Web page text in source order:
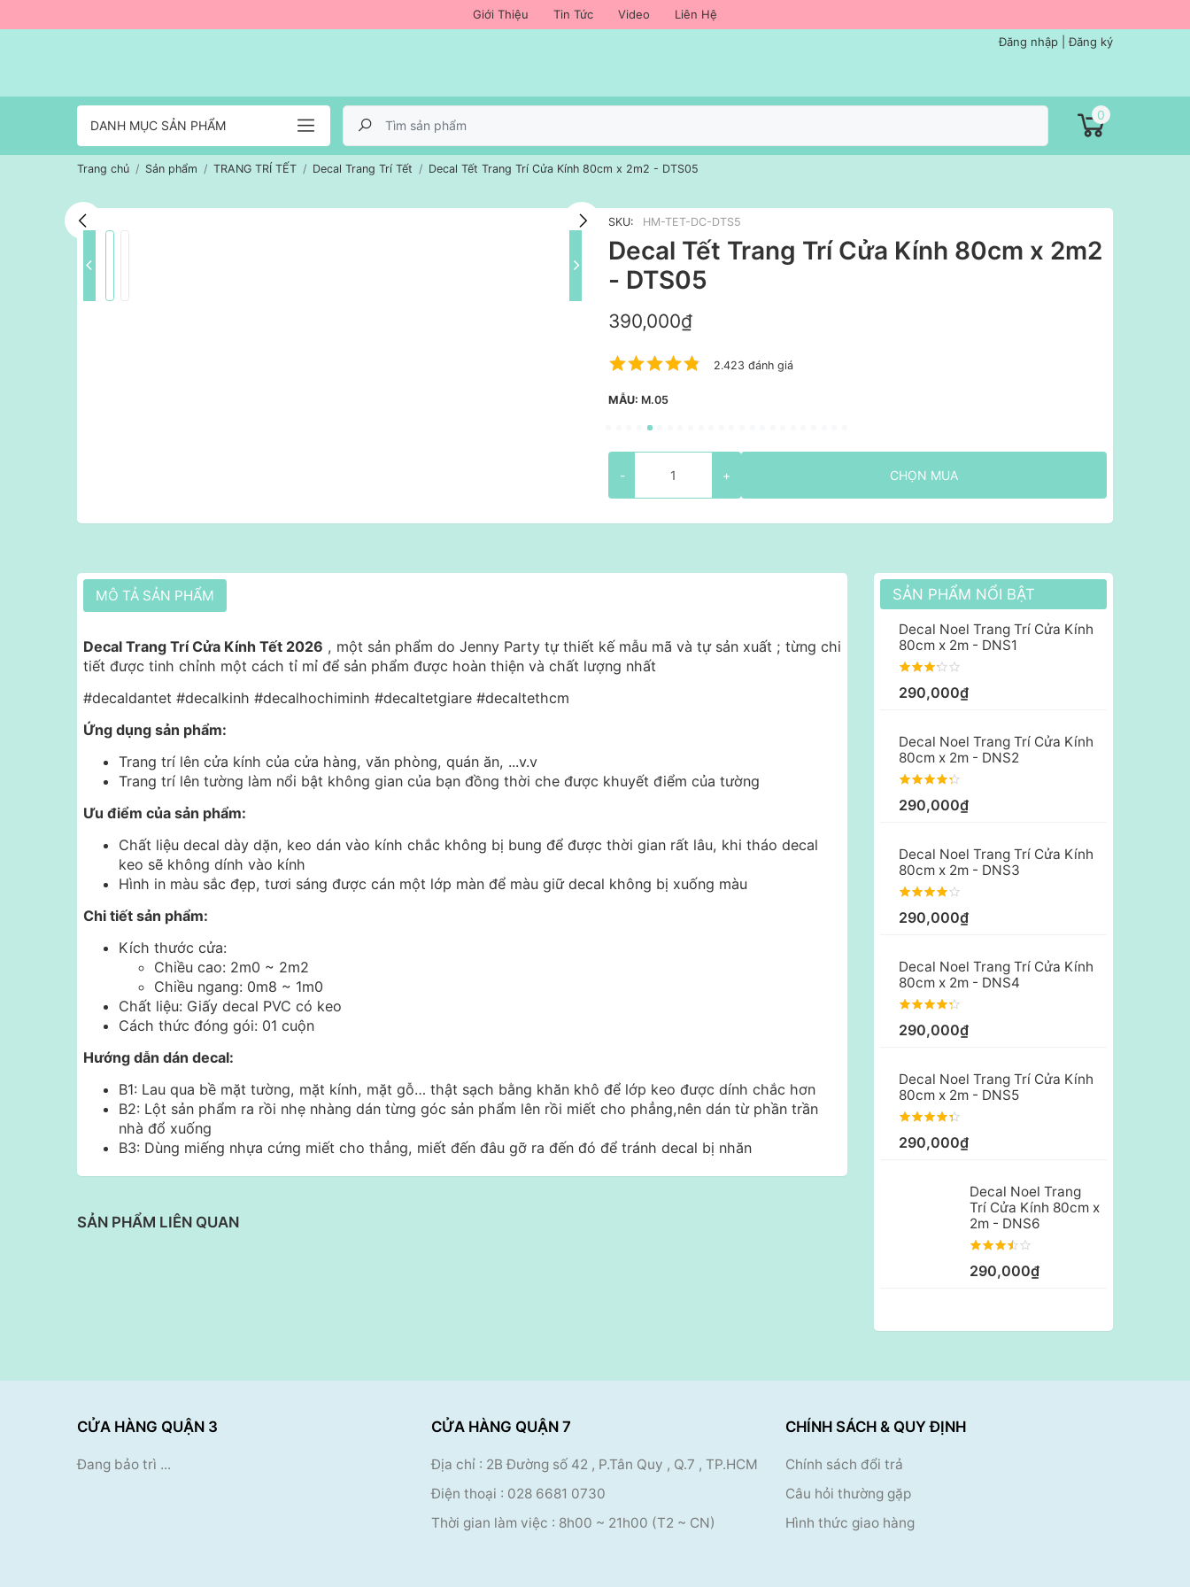
Giới Thiệu Tin Tức Video
Liên Hệ
Đăng nhập |Đăng ký
DANH MỤC SẢN PHẨM
0
Trang chủ Sản phẩm TRANG TRÍ TẾT Decal Trang Trí Tết Decal Tết Trang Trí Cửa Kính 80cm x 2m2 - DTS05
SKU: HM-TET-DC-DTS5
Decal Tết Trang Trí Cửa Kính 80cm x 2m2
- DTS05
390,000₫
2.423 đánh giá
MẪU: M.05
- + CHỌN MUA
MÔ TẢ SẢN PHẨM
Decal Trang Trí Cửa Kính Tết 2026 , một sản phẩm do Jenny Party tự thiết kế mẫu mã và tự sản xuất ; từng chi
tiết được tinh chỉnh một cách tỉ mỉ để sản phẩm được hoàn thiện và chất lượng nhất
#decaldantet #decalkinh #decalhochiminh #decaltetgiare #decaltethcm
Ứng dụng sản phẩm:
Trang trí lên cửa kính của cửa hàng, văn phòng, quán ăn, ...v.v
Trang trí lên tường làm nổi bật không gian của bạn đồng thời che được khuyết điểm của tường
Ưu điểm của sản phẩm:
Chất liệu decal dày dặn, keo dán vào kính chắc không bị bung để được thời gian rất lâu, khi tháo decal
keo sẽ không dính vào kính
Hình in màu sắc đẹp, tươi sáng được cán một lớp màn để màu giữ decal không bị xuống màu
Chi tiết sản phẩm:
Kích thước cửa:
Chiều cao: 2m0 ~ 2m2
Chiều ngang: 0m8 ~ 1m0
Chất liệu: Giấy decal PVC có keo
Cách thức đóng gói: 01 cuộn
Hướng dẫn dán decal:
B1: Lau qua bề mặt tường, mặt kính, mặt gỗ… thật sạch bằng khăn khô để lớp keo được dính chắc hơn
B2: Lột sản phẩm ra rồi nhẹ nhàng dán từng góc sản phẩm lên rồi miết cho phẳng,nên dán từ phần trần
nhà đổ xuống
B3: Dùng miếng nhựa cứng miết cho thẳng, miết đến đâu gỡ ra đến đó để tránh decal bị nhăn
SẢN PHẨM LIÊN QUAN
SẢN PHẨM NỔI BẬT
Decal Noel Trang Trí Cửa Kính
80cm x 2m - DNS1
290,000₫
Decal Noel Trang Trí Cửa Kính
80cm x 2m - DNS2
290,000₫
Decal Noel Trang Trí Cửa Kính
80cm x 2m - DNS3
290,000₫
Decal Noel Trang Trí Cửa Kính
80cm x 2m - DNS4
290,000₫
Decal Noel Trang Trí Cửa Kính
80cm x 2m - DNS5
290,000₫
Decal Noel Trang
Trí Cửa Kính 80cm x
2m - DNS6
290,000₫
CỬA HÀNG QUẬN 3
Đang bảo trì ...
CỬA HÀNG QUẬN 7
Địa chỉ : 2B Đường số 42 , P.Tân Quy , Q.7 , TP.HCM
Điện thoại : 028 6681 0730
Thời gian làm việc : 8h00 ~ 21h00 (T2 ~ CN)
CHÍNH SÁCH & QUY ĐỊNH
Chính sách đổi trả
Câu hỏi thường gặp
Hình thức giao hàng